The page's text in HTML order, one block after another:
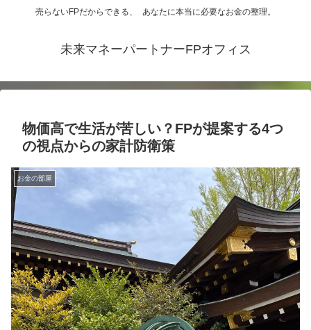
売らないFPだからできる、 あなたに本当に必要なお金の整理。
未来マネーパートナーFPオフィス
物価高で生活が苦しい？FPが提案する4つ
の視点からの家計防衛策
お金の部屋